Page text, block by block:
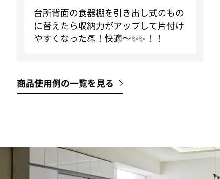
台所背面の食器棚を引き出し式のもの
に替えたら収納力がアップして片付け
やすくなった👏！快適〜✨✨！！
商品使用例の一覧を見る